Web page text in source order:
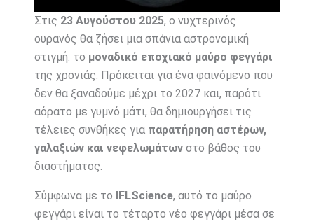
Στις 23 Αυγούστου 2025, ο νυχτερινός
ουρανός θα ζήσει μια σπάνια αστρονομική
στιγμή: το μοναδικό εποχιακό μαύρο φεγγάρι
της χρονιάς. Πρόκειται για ένα φαινόμενο που
δεν θα ξαναδούμε μέχρι το 2027 και, παρότι
αόρατο με γυμνό μάτι, θα δημιουργήσει τις
τέλειες συνθήκες για παρατήρηση αστέρων,
γαλαξιών και νεφελωμάτωνστο βάθος του
διαστήματος.
Σύμφωνα με το IFLScience, αυτό το μαύρο
φεγγάρι είναι το τέταρτο νέο φεγγάρι μέσα σε